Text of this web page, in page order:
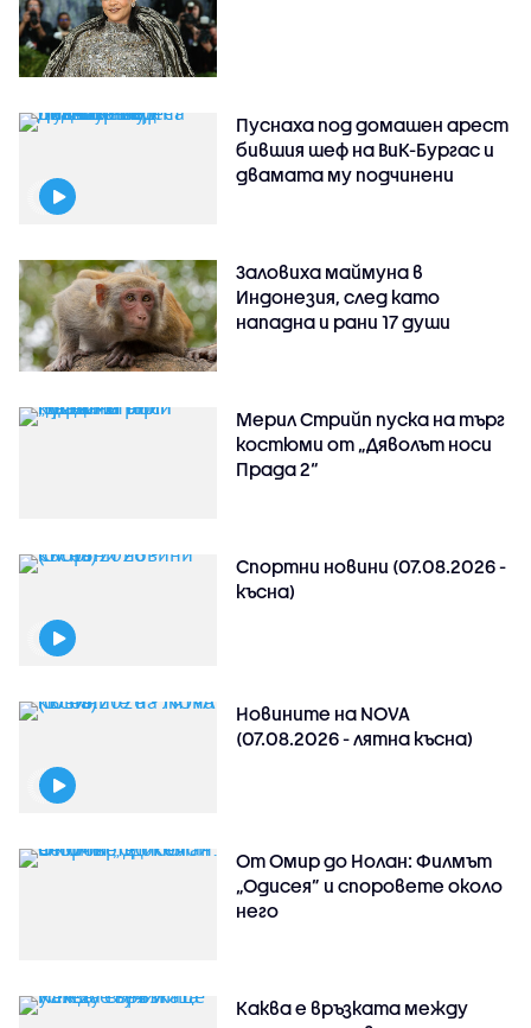
Пуснаха под домашен арест
бившия шеф на ВиК-Бургас и
двамата му подчинени
Заловиха маймуна в
Индонезия, след като
нападна и рани 17 души
Мерил Стрийп пуска на търг
костюми от „Дяволът носи
Прада 2“
Спортни новини (07.08.2026 -
късна)
Новините на NOVA
(07.08.2026 - лятна късна)
От Омир до Нолан: Филмът
„Одисея” и споровете около
него
Каква е връзката между